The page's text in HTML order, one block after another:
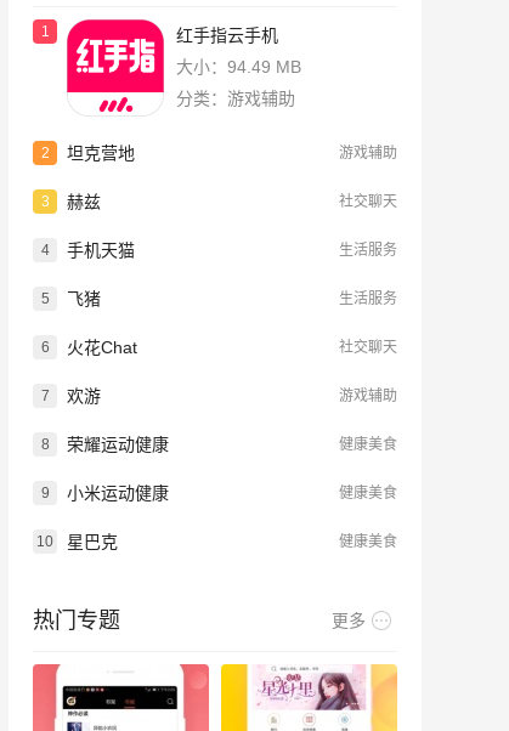
1
红手指云手机
大小：94.49 MB
分类：游戏辅助
2 坦克营地 游戏辅助
3 赫兹 社交聊天
4 手机天猫 生活服务
5 飞猪 生活服务
6 火花Chat 社交聊天
7 欢游 游戏辅助
8 荣耀运动健康 健康美食
9 小米运动健康 健康美食
10 星巴克 健康美食
热门专题 更多